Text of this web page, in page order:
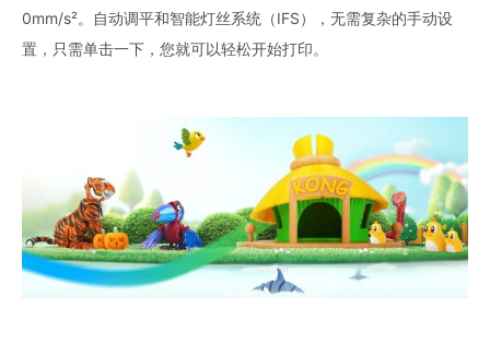
0mm/s²。自动调平和智能灯丝系统（IFS），无需复杂的手动设
置，只需单击一下，您就可以轻松开始打印。